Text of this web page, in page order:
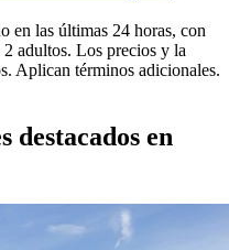
en las últimas 24 horas, con
2 adultos. Los precios y la
Aplican términos adicionales.
destacados en